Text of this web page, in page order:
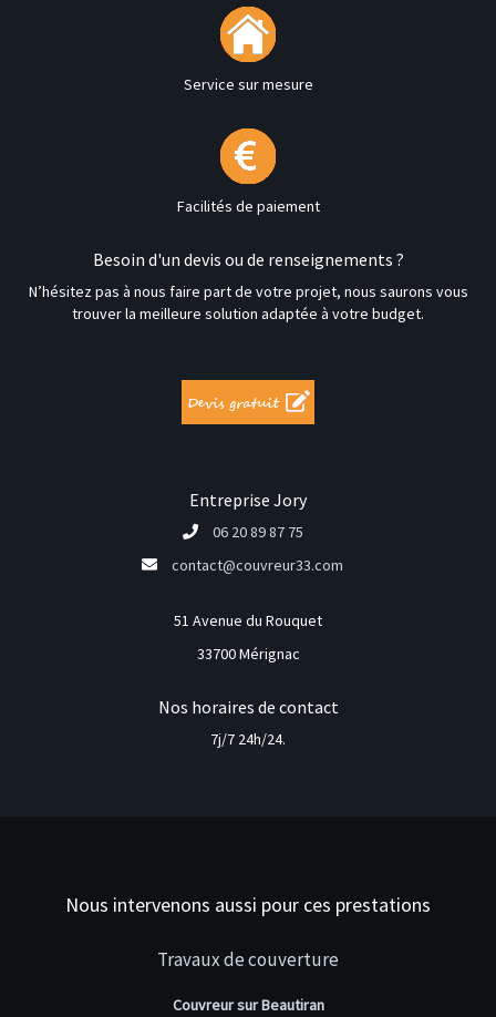
Service sur mesure
Facilités de paiement
Besoin d'un devis ou de renseignements ?
N’hésitez pas à nous faire part de votre projet, nous saurons vous
trouver la meilleure solution adaptée à votre budget.
Entreprise Jory
06 20 89 87 75
contact@couvreur33.com
51 Avenue du Rouquet
33700 Mérignac
Nos horaires de contact
7j/7 24h/24.
Nous intervenons aussi pour ces prestations
Travaux de couverture
Couvreur sur Beautiran